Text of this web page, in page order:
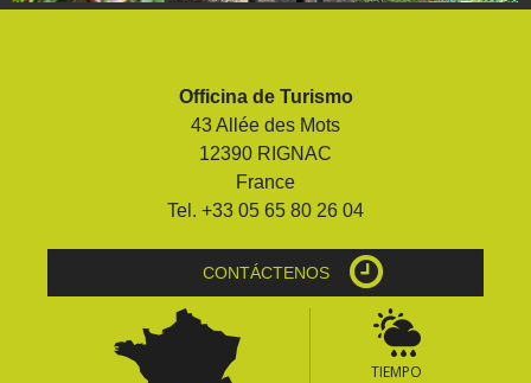
Officina de Turismo
43 Allée des Mots
12390 RIGNAC
France
Tel. +33 05 65 80 26 04
CONTÁCTENOS
TIEMPO